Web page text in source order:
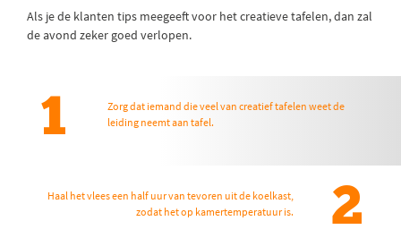
Als je de klanten tips meegeeft voor het creatieve tafelen, dan zal
de avond zeker goed verlopen.
1
Zorg dat iemand die veel van creatief tafelen weet de
leiding neemt aan tafel.
2
Haal het vlees een half uur van tevoren uit de koelkast,
zodat het op kamertemperatuur is.